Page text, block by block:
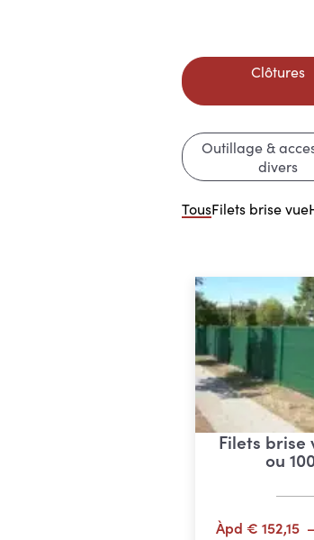
Clôtures
Outillage &
divers
TousFilets brise vue
Filets brise
ou
Àpd € 152,15 –